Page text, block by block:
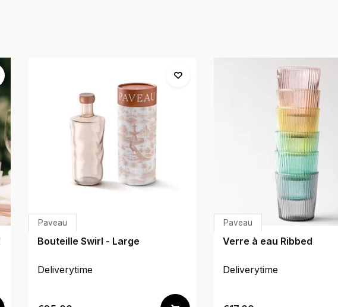
Paveau
Bouteille Swirl - Large
Deliverytime
Paveau
Verre à eau Ribbed
Deliverytime